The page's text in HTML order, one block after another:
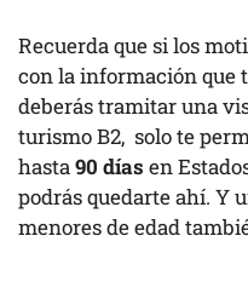
Recuerda que si los
con la información que
deberás tramitar una
turismo B2, solo te
hasta90 días en
podrás quedarte ahí. Y
menores de edad